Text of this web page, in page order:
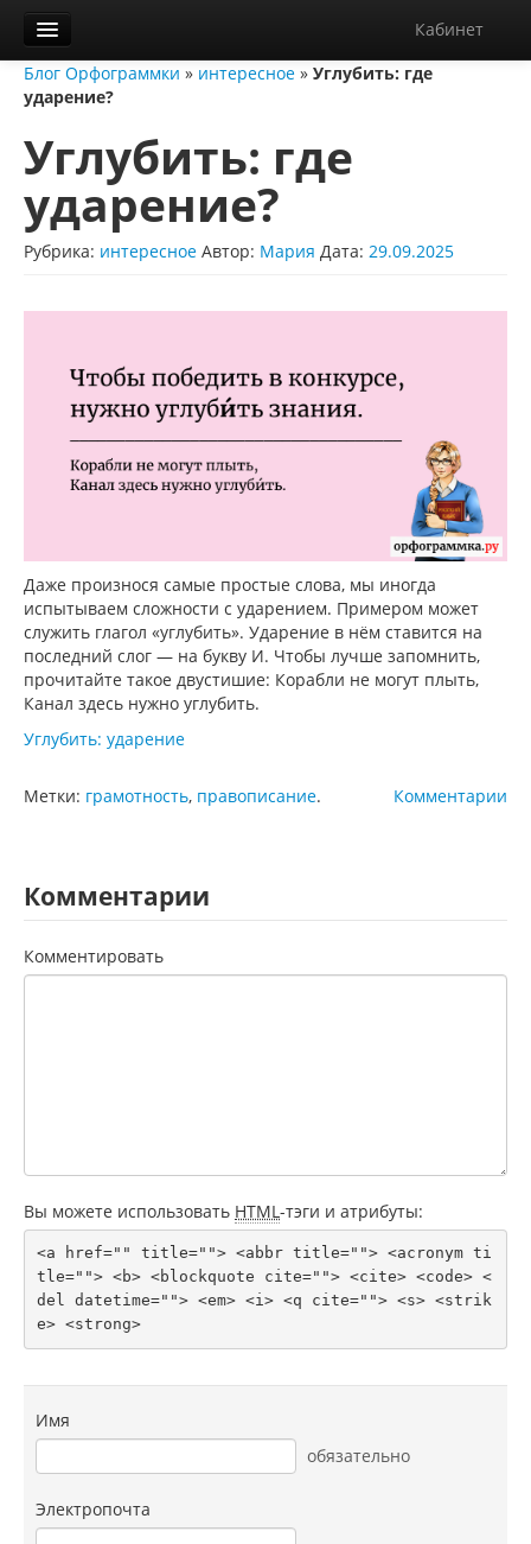
Кабинет
Орфограммка
Блог
О нас
Контакты
Справка
Диктанты
Блог Орфограммки » интересное » Углубить: где
ударение?
Углубить: где
ударение?
Рубрика: интересное Автор: Мария Дата: 29.09.2025
Даже произнося самые простые слова, мы иногда
испытываем сложности с ударением. Примером может
служить глагол «углубить». Ударение в нём ставится на
последний слог — на букву И. Чтобы лучше запомнить,
прочитайте такое двустишие: Корабли не могут плыть,
Канал здесь нужно углубить.
Углубить: ударение
Комментарии
Метки: грамотность, правописание.
Комментарии
Комментировать
Вы можете использовать HTML -тэги и атрибуты:
<a href="" title=""> <abbr title=""> <acronym ti
tle=""> <b> <blockquote cite=""> <cite> <code> <
del datetime=""> <em> <i> <q cite=""> <s> <strik
e> <strong>
Имя
обязательно
Электропочта